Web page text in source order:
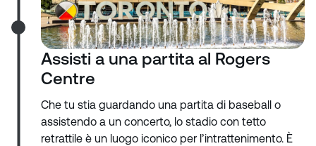
Assisti a una partita al Rogers
Centre
Che tu stia guardando una partita di baseball o
assistendo a un concerto, lo stadio con tetto
retrattile è un luogo iconico per l’intrattenimento. È